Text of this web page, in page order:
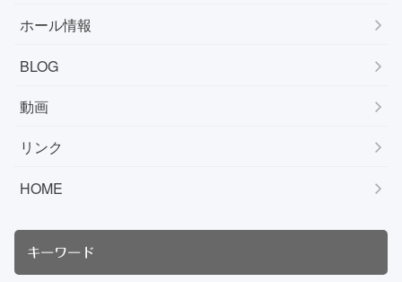
ホール情報
BLOG
動画
リンク
HOME
キーワード